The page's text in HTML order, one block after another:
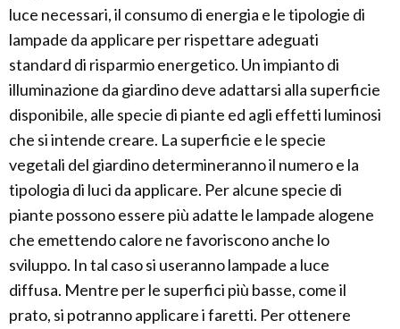
luce necessari, il consumo di energia e le tipologie di
lampade da applicare per rispettare adeguati
standard di risparmio energetico. Un impianto di
illuminazione da giardino deve adattarsi alla superficie
disponibile, alle specie di piante ed agli effetti luminosi
che si intende creare. La superficie e le specie
vegetali del giardino determineranno il numero e la
tipologia di luci da applicare. Per alcune specie di
piante possono essere più adatte le lampade alogene
che emettendo calore ne favoriscono anche lo
sviluppo. In tal caso si useranno lampade a luce
diffusa. Mentre per le superfici più basse, come il
prato, si potranno applicare i faretti. Per ottenere